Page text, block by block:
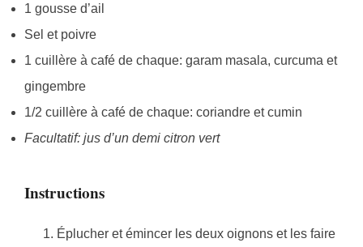
1 gousse d’ail
Sel et poivre
1 cuillère à café de chaque: garam masala, curcuma et
gingembre
1/2 cuillère à café de chaque: coriandre et cumin
Facultatif: jus d’un demi citron vert
Instructions
Éplucher et émincer les deux oignons et les faire